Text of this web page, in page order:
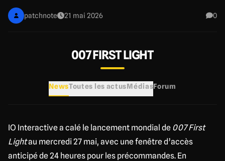
patchnote 21 mai 2026 0
007 FIRST LIGHT
NewsToutes les actusMédiasForum
IO Interactive a calé le lancement mondial de 007 First
Lightau mercredi 27 mai, avec une fenêtre d’accès
anticipé de 24 heures pour les précommandes. En